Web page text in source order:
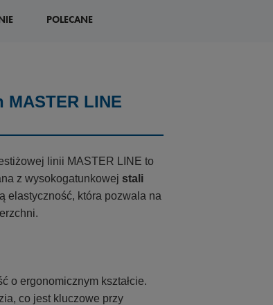
POLECANE
LINE
linii MASTER LINE to
z wysokogatunkowej stali
elastyczność, która pozwala na
o ergonomicznym kształcie.
co jest kluczowe przy